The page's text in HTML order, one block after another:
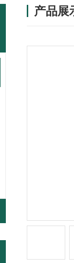
产品展